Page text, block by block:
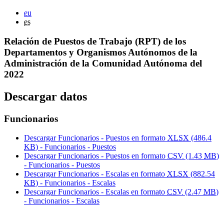
eu
es
Relación de Puestos de Trabajo (RPT) de los
Departamentos y Organismos Autónomos de la
Administración de la Comunidad Autónoma del
2022
Descargar datos
Funcionarios
Descargar Funcionarios - Puestos en formato XLSX (486.4
KB) - Funcionarios - Puestos
Descargar Funcionarios - Puestos en formato CSV (1.43 MB)
- Funcionarios - Puestos
Descargar Funcionarios - Escalas en formato XLSX (882.54
KB) - Funcionarios - Escalas
Descargar Funcionarios - Escalas en formato CSV (2.47 MB)
- Funcionarios - Escalas